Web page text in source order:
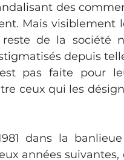
des
Mais visiblement
de la société
depuis
pas faite pour
ceux qui les
dans la
années suivantes,